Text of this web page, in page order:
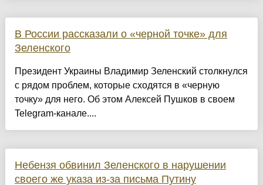
В России рассказали о «черной точке» для
Зеленского
Президент Украины Владимир Зеленский столкнулся
с рядом проблем, которые сходятся в «черную
точку» для него. Об этом Алексей Пушков в своем
Telegram-канале....
Небензя обвинил Зеленского в нарушении
своего же указа из-за письма Путину